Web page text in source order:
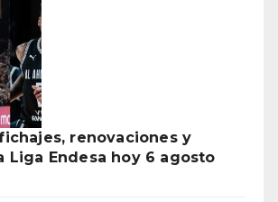
renovaciones y
Liga Endesa hoy 6 agosto